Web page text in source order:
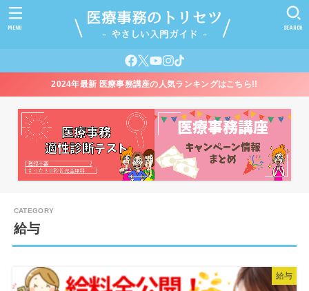
SEARCH
MENU
2024年最新 医療事務講座の人気ランキングはこちら!!
給与
給与